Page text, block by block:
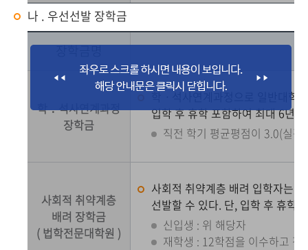
나 . 우선선발 장학금
장학금명
학 ․ 석사연계과정
장학금
학ㆍ석사연계과정으로 일반대학
입학 후 휴학 포함하여 최대 6년
직전 학기 평균평점이 3.0(실
사회적 취약계층
배려 장학금
( 법학전문대학원 )
사회적 취약계층 배려 입학자는
선발할 수 있다. 단, 입학 후 휴학
신입생 : 위 해당자
재학생 : 12학점을 이수하고